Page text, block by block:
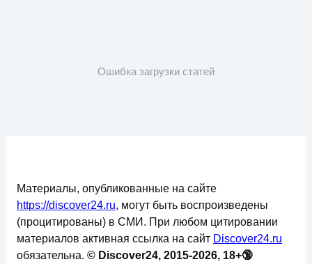
Ошибка загрузки статей
Материалы, опубликованные на сайте
https://discover24.ru, могут быть воспроизведены
(процитированы) в СМИ. При любом цитировании
материалов активная ссылка на сайт Discover24.ru
обязательна. © Discover24, 2015-2026, 18+🔞